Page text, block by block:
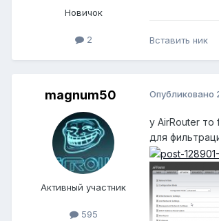
Новичок
2 Вставить ник
magnum50
Активный участник
595
Опубликовано
у AirRouter
для